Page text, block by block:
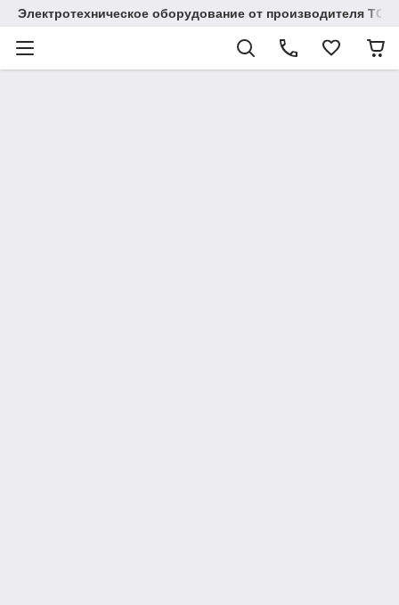
Электротехническое оборудование от производителя TOO